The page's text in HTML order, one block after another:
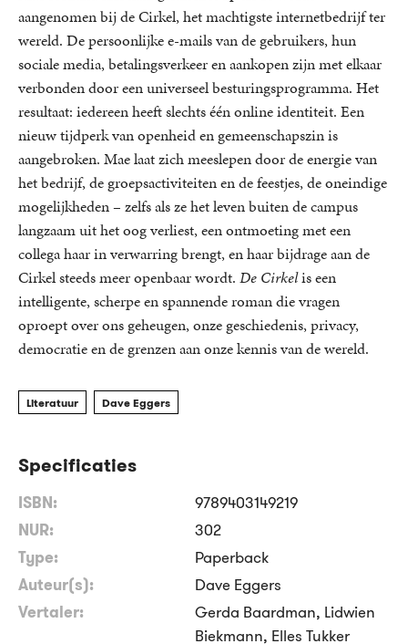
aangenomen bij de Cirkel, het machtigste internetbedrijf ter
wereld. De persoonlijke e-mails van de gebruikers, hun
sociale media, betalingsverkeer en aankopen zijn met elkaar
verbonden door een universeel besturingsprogramma. Het
resultaat: iedereen heeft slechts één online identiteit. Een
nieuw tijdperk van openheid en gemeenschapszin is
aangebroken. Mae laat zich meeslepen door de energie van
het bedrijf, de groepsactiviteiten en de feestjes, de oneindige
mogelijkheden – zelfs als ze het leven buiten de campus
langzaam uit het oog verliest, een ontmoeting met een
collega haar in verwarring brengt, en haar bijdrage aan de
Cirkel steeds meer openbaar wordt. De Cirkelis een
intelligente, scherpe en spannende roman die vragen
oproept over ons geheugen, onze geschiedenis, privacy,
democratie en de grenzen aan onze kennis van de wereld.
Literatuur Dave Eggers
Specificaties
ISBN:
9789403149219
NUR:
302
Type:
Paperback
Auteur(s):
Dave Eggers
Vertaler:
Gerda Baardman, Lidwien
Biekmann, Elles Tukker